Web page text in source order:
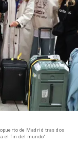
de Madrid tras dos
el fin del mundo'